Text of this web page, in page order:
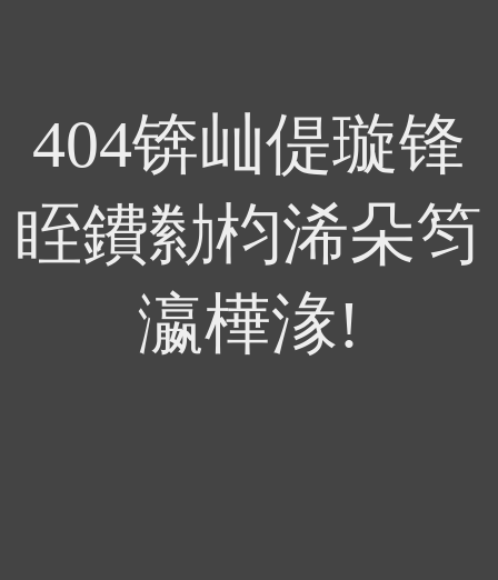
404锛屾偍璇锋
眰鐨勬枃浠朵笉
瀛樺湪!